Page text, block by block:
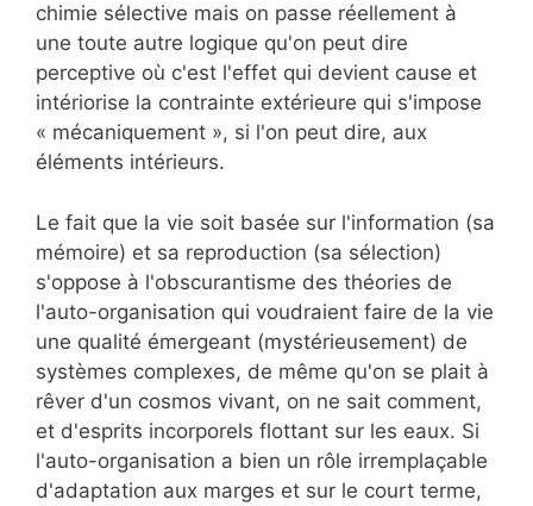
chimie sélective mais on passe réellement à
une toute autre logique qu'on peut dire
perceptive où c'est l'effet qui devient cause et
intériorise la contrainte extérieure qui s'impose
« mécaniquement », si l'on peut dire, aux
éléments intérieurs.
Le fait que la vie soit basée sur l'information (sa
mémoire) et sa reproduction (sa sélection)
s'oppose à l'obscurantisme des théories de
l'auto-organisation qui voudraient faire de la vie
une qualité émergeant (mystérieusement) de
systèmes complexes, de même qu'on se plait à
rêver d'un cosmos vivant, on ne sait comment,
et d'esprits incorporels flottant sur les eaux. Si
l'auto-organisation a bien un rôle irremplaçable
d'adaptation aux marges et sur le court terme,